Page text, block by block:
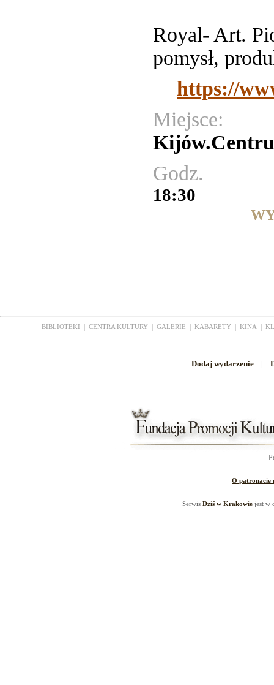
Royal- Art.
pomysł,
https://
Miejsce:
Godz.
18:30
BIBLIOTEKI CENTRA KULTURY GALERIE KABARETY KINA
Dodaj wydarzenie |
O patronacie
SerwisDziś w Krakowie jest w